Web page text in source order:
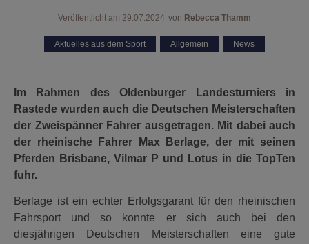
Veröffentlicht am 29.07.2024 von Rebecca Thamm
Aktuelles aus dem Sport Allgemein News
Im Rahmen des Oldenburger Landesturniers in
Rastede wurden auch die Deutschen Meisterschaften
der Zweispänner Fahrer ausgetragen. Mit dabei auch
der rheinische Fahrer Max Berlage, der mit seinen
Pferden Brisbane, Vilmar P und Lotus in die TopTen
fuhr.
Berlage ist ein echter Erfolgsgarant für den rheinischen
Fahrsport und so konnte er sich auch bei den
diesjährigen Deutschen Meisterschaften eine gute